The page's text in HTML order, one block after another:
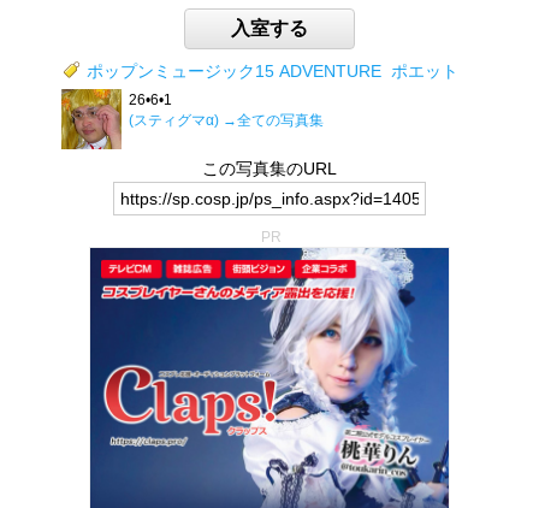
入室する
ポップンミュージック15 ADVENTURE ポエット
26•6•1
(スティグマα) →全ての写真集
この写真集のURL
PR